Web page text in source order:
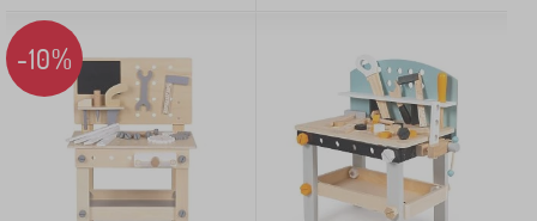
Cena
233 €
-10%